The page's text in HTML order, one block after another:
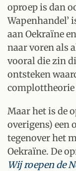
oproep is dan
Wapenhandel’
aan Oekraïne
naar voren als
vooral die zin
ontsteken
complottheorie
Maar het is de
overigens) een
tegenover het
Oekraïne. De
Wij roepen de